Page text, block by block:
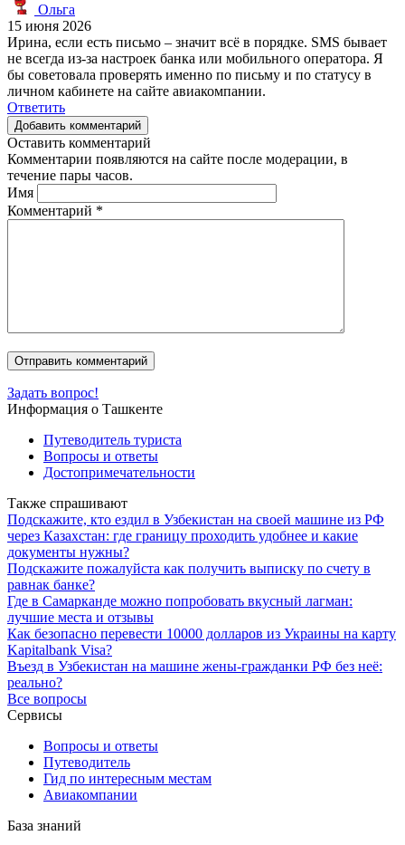
Ольга
15 июня 2026
Ирина, если есть письмо – значит всё в порядке. SMS бывает
не всегда из-за настроек банка или мобильного оператора. Я
бы советовала проверять именно по письму и по статусу в
личном кабинете на сайте авиакомпании.
Ответить
Добавить комментарий
Оставить комментарий
Комментарии появляются на сайте после модерации, в
течение пары часов.
Имя
Комментарий *
Задать вопрос!
Информация о Ташкенте
Путеводитель туриста
Вопросы и ответы
Достопримечательности
Также спрашивают
Подскажите, кто ездил в Узбекистан на своей машине из РФ
через Казахстан: где границу проходить удобнее и какие
документы нужны?
Подскажите пожалуйста как получить выписку по счету в
равнак банке?
Где в Самарканде можно попробовать вкусный лагман:
лучшие места и отзывы
Как безопасно перевести 10000 долларов из Украины на карту
Kapitalbank Visa?
Въезд в Узбекистан на машине жены-гражданки РФ без неё:
реально?
Все вопросы
Сервисы
Вопросы и ответы
Путеводитель
Гид по интересным местам
Авиакомпании
База знаний